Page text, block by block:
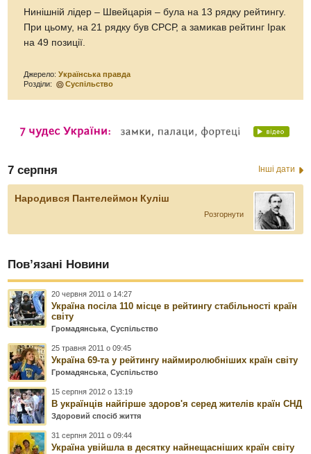
Нинішній лідер – Швейцарія – була на 13 рядку рейтингу.
При цьому, на 21 рядку був СРСР, а замикав рейтинг Ірак
на 49 позиції.
Джерело:Українська правда
Розділи:
Суспільство
7 серпня Інші дати
Народився Пантелеймон Куліш
Розгорнути
Пов’язані Новини
20 червня 2011 о 14:27
Україна посіла 110 місце в рейтингу стабільності країн
світу
Громадянська ,Суспільство
25 травня 2011 о 09:45
Україна 69-та у рейтингу наймиролюбніших країн світу
Громадянська ,Суспільство
15 серпня 2012 о 13:19
В українців найгірше здоров'я серед жителів країн СНД
Здоровий спосіб життя
31 серпня 2011 о 09:44
Україна увійшла в десятку найнещасніших країн світу